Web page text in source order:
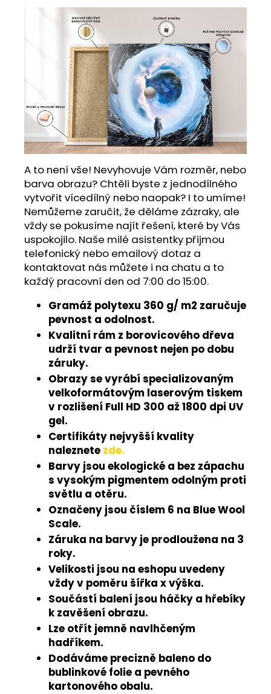
A to není vše! Nevyhovuje Vám rozměr, nebo
barva obrazu? Chtěli byste z jednodílného
vytvořit vícedílný nebo naopak? I to umíme!
Nemůžeme zaručit, že děláme zázraky, ale
vždy se pokusíme najít řešení, které by Vás
uspokojilo. Naše milé asistentky přijmou
telefonický nebo emailový dotaz a
kontaktovat nás můžete i na chatu a to
každý pracovní den od 7:00 do 15:00.
Gramáž polytexu 360 g/ m2 zaručuje
pevnost a odolnost.
Kvalitní rám z borovicového dřeva
udrží tvar a pevnost nejen po dobu
záruky.
Obrazy se vyrábí specializovaným
velkoformátovým laserovým tiskem
v rozlišení Full HD 300 až 1800 dpi UV
gel.
Certifikáty nejvyšší kvality
naleznete zde.
Barvy jsou ekologické a bez zápachu
s vysokým pigmentem odolným proti
světlu a otěru.
Označeny jsou číslem 6 na Blue Wool
Scale.
Záruka na barvy je prodloužena na 3
roky.
Velikosti jsou na eshopu uvedeny
vždy v poměru šířka x výška.
Součástí balení jsou háčky a hřebíky
k zavěšení obrazu.
Lze otřít jemně navlhčeným
hadříkem.
Dodáváme precizně baleno do
bublinkové folie a pevného
kartonového obalu.